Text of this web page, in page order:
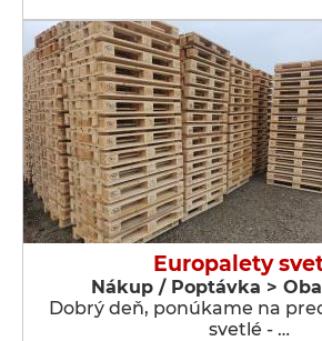
Europalety
Nákup / Poptávka >
Dobrý deň, ponúkame na
svetlé - …